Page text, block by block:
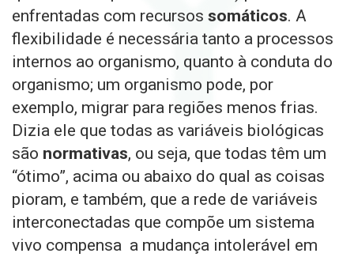
enfrentadas com recursos somáticos. A
flexibilidade é necessária tanto a processos
internos ao organismo, quanto à conduta do
organismo; um organismo pode, por
exemplo, migrar para regiões menos frias.
Dizia ele que todas as variáveis biológicas
são normativas, ou seja, que todas têm um
“ótimo”, acima ou abaixo do qual as coisas
pioram, e também, que a rede de variáveis
interconectadas que compõe um sistema
vivo compensa a mudança intolerável em